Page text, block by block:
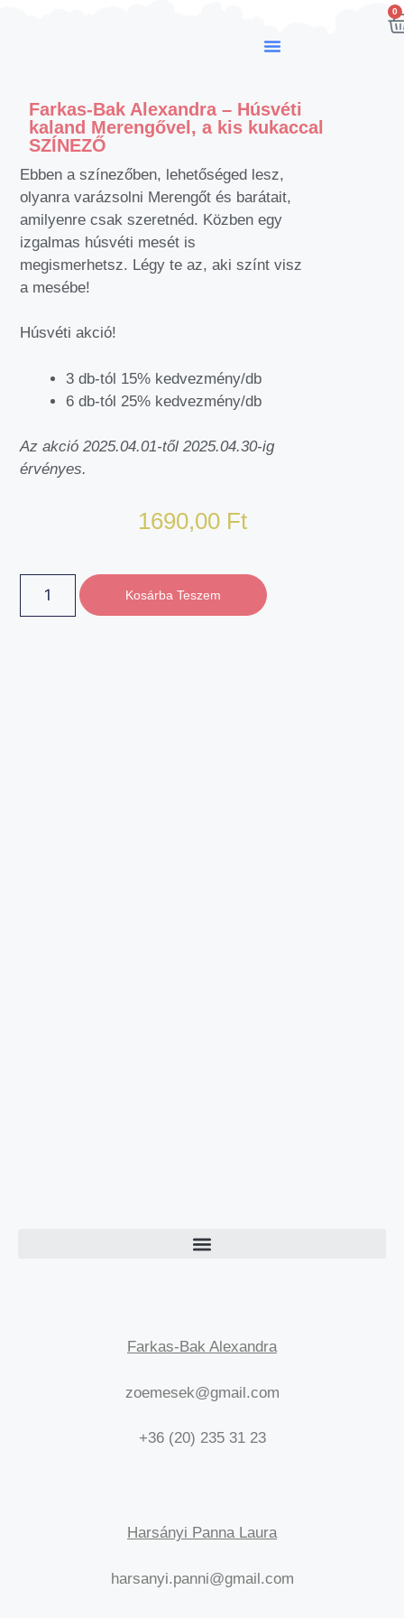
0
Farkas-Bak Alexandra – Húsvéti
kaland Merengővel, a kis kukaccal
SZÍNEZŐ
Ebben a színezőben, lehetőséged lesz,
olyanra varázsolni Merengőt és barátait,
amilyenre csak szeretnéd. Közben egy
izgalmas húsvéti mesét is
megismerhetsz. Légy te az, aki színt visz
a mesébe!
Húsvéti akció!
3 db-tól 15% kedvezmény/db
6 db-tól 25% kedvezmény/db
Az akció 2025.04.01-től 2025.04.30-ig
érvényes.
1690,00 Ft
Kosárba Teszem
Farkas-Bak Alexandra
zoemesek@gmail.com
+36 (20) 235 31 23
Harsányi Panna Laura
harsanyi.panni@gmail.com